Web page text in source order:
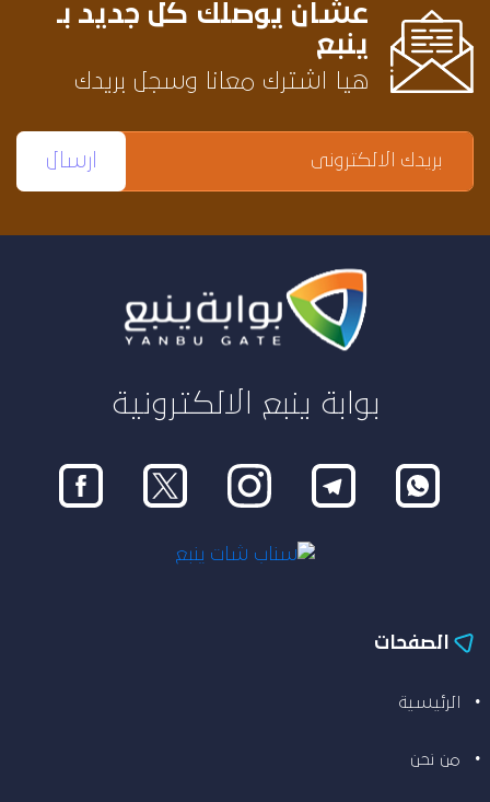
عشان يوصلك كل جديد بـ
ينبع
هيا اشترك معانا وسجل بريدك
الصفحات
الرئيسية
من نحن
بوابة ينبع الالكترونية